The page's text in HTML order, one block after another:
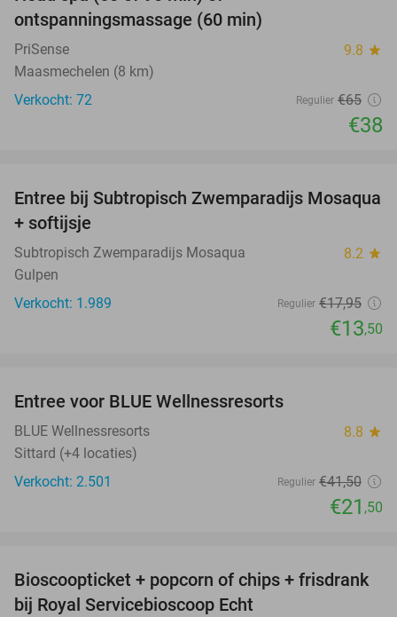
ontspanningsmassage (60 min)
PriSense 9.8 star
Maasmechelen (8 km)
Verkocht: 72
Regulier €65
€38
25%
Entree bij Subtropisch Zwemparadijs Mosaqua
+ softijsje
Subtropisch Zwemparadijs Mosaqua 8.2 star
Gulpen
Verkocht: 1.989
Regulier €17,95
€13,50
Entree voor BLUE Wellnessresorts
BLUE Wellnessresorts 8.8 star
Sittard (+4 locaties)
Verkocht: 2.501
Regulier €41,50
€21 ,50
34%
Bioscoopticket + popcorn of chips + frisdrank
bij Royal Servicebioscoop Echt